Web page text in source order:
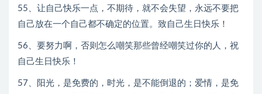
55、让自己快乐一点，不期待，就不会失望，永远不要把
自己放在一个自己都不确定的位置。致自己生日快乐！
56、要努力啊，否则怎么嘲笑那些曾经嘲笑过你的人，祝
自己生日快乐！
57、阳光，是免费的，时光，是不能倒退的；爱情，是免